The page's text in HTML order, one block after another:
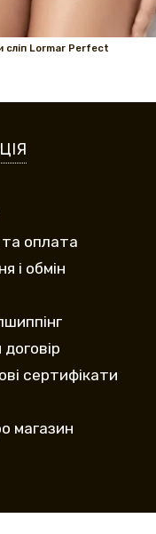
сліп Lormar Perfect
оплата
і обмін
сертифікати
магазин